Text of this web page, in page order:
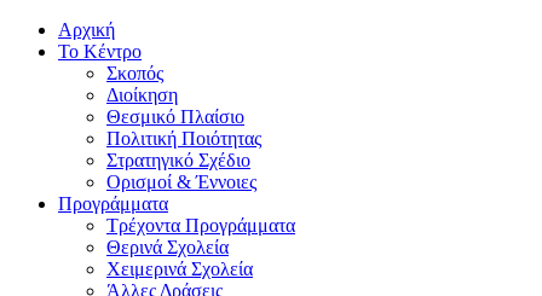
Αρχική
Το Κέντρο
Σκοπός
Διοίκηση
Θεσμικό Πλαίσιο
Πολιτική Ποιότητας
Στρατηγικό Σχέδιο
Ορισμοί & Έννοιες
Προγράμματα
Τρέχοντα Προγράμματα
Θερινά Σχολεία
Χειμερινά Σχολεία
Άλλες Δράσεις